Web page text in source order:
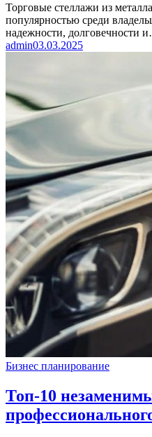
Торговые стеллажи из
популярностью среди
надежности, долговечности
admin03.03.2025
Бизнес планирование
Топ-10